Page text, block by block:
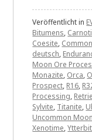
Veröffentlicht in
Bitumens,
Coesite,
deutsch,
Moon Ore
Monazite, Orca,
Prospect, R16,
Processing,
Sylvite, Titanite,
Uncommon
Xenotime,